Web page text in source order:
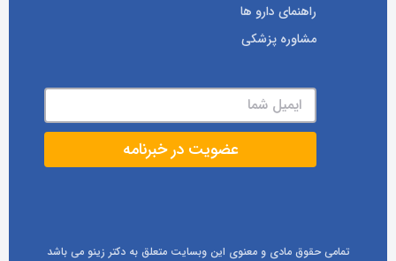
راهنمای دارو ها
مشاوره پزشکی
تمامی حقوق مادی و معنوی این وبسایت متعلق به دکتر زینو می باشد